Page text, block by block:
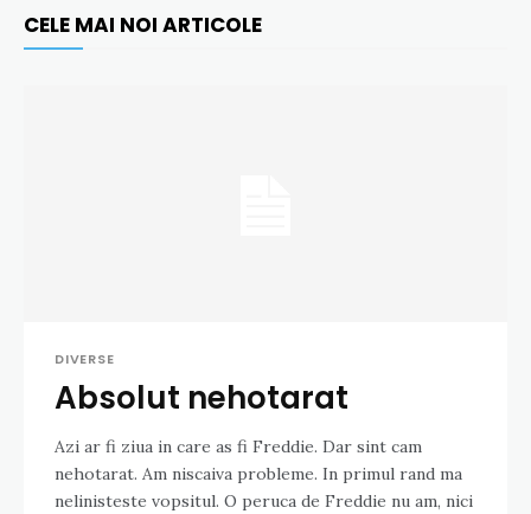
CELE MAI NOI ARTICOLE
DIVERSE
Absolut nehotarat
Azi ar fi ziua in care as fi Freddie. Dar sint cam
nehotarat. Am niscaiva probleme. In primul rand ma
nelinisteste vopsitul. O peruca de Freddie nu am, nici